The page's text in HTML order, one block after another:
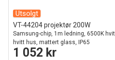
Utsolgt
VT-44204 projektør 200W
Samsung-chip, 1m ledning, 6500K
hvitt hus, mattert glass, IP65
1 052 kr